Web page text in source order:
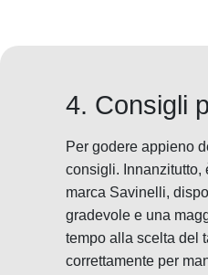
4. Consigli
Per godere appieno
consigli. Innanzitutto,
marca Savinelli,
gradevole e una
tempo alla scelta del
correttamente per